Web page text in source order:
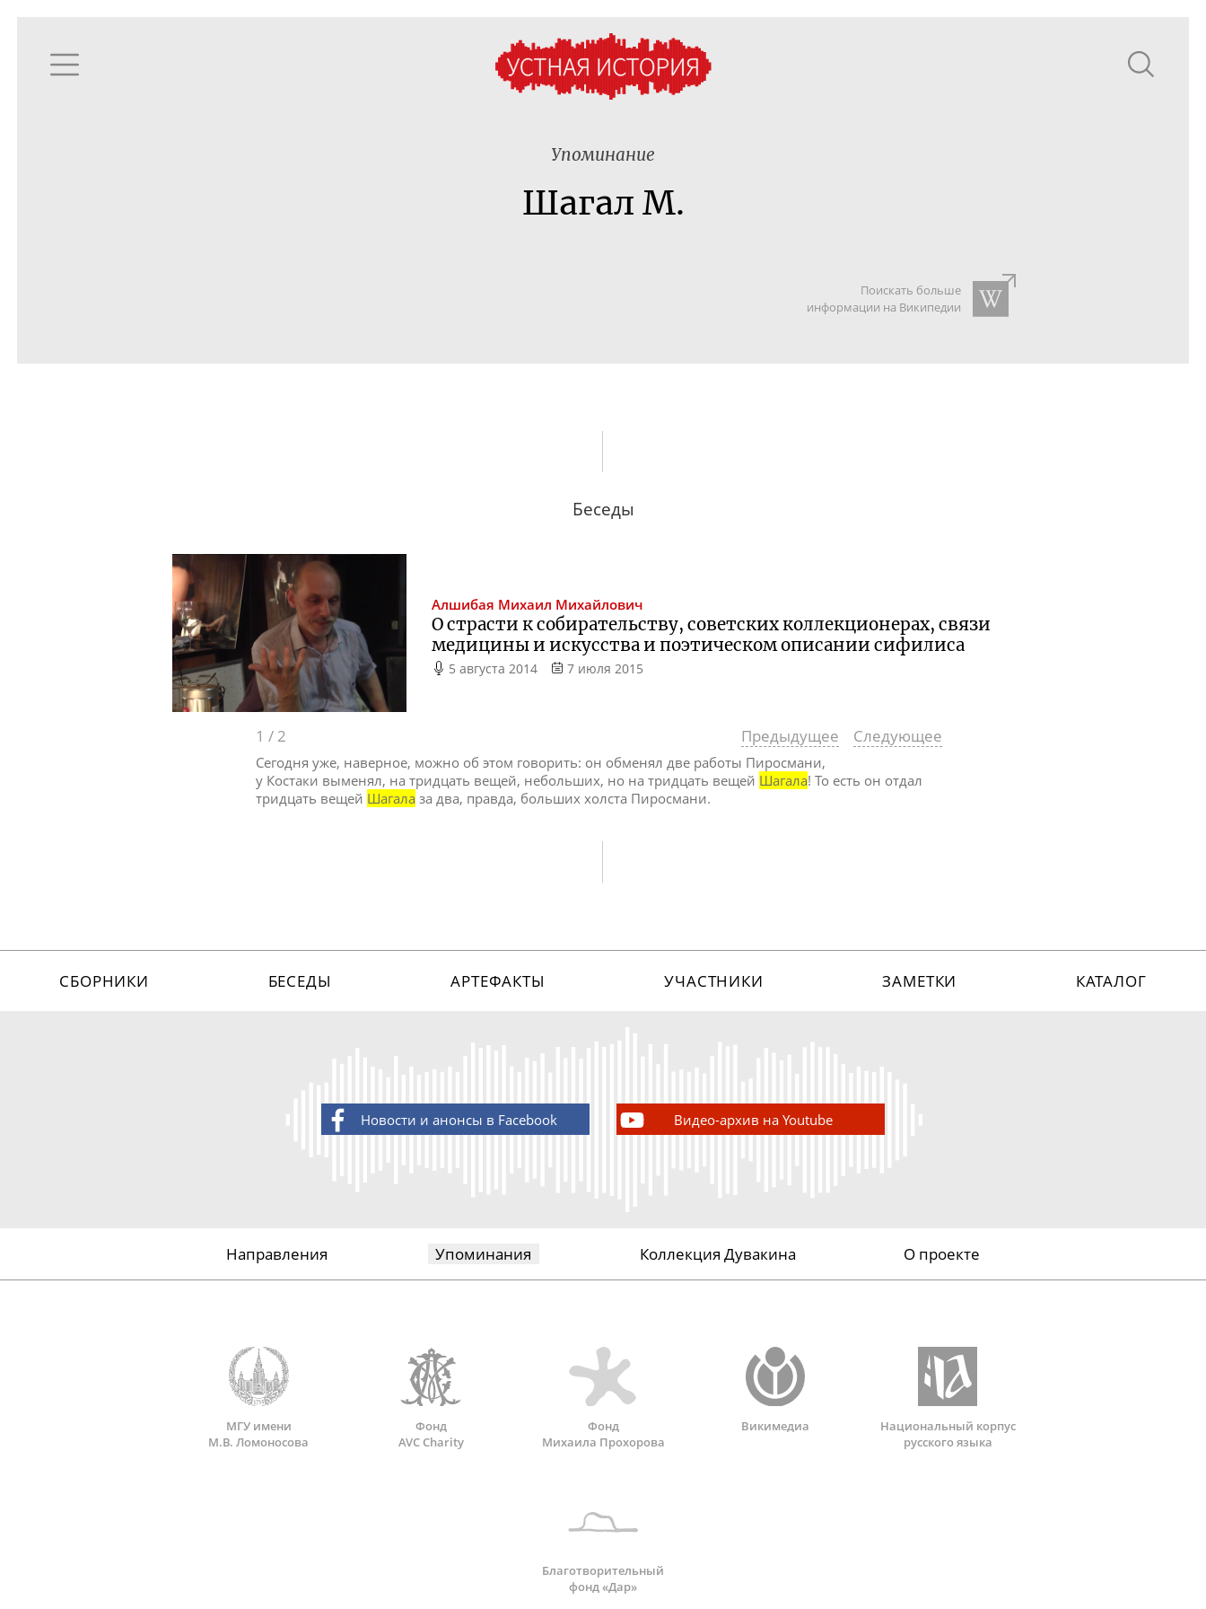
Упоминание
Шагал М.
Поискать больше
информации на Википедии
Беседы
Алшибая Михаил Михайлович
О страсти к собирательству, советских коллекционерах, связи
медицины и искусства и поэтическом описании сифилиса
5 августа 2014 7 июля 2015
1 / 2 Предыдущее Следующее
Сегодня уже, наверное, можно об этом говорить: он обменял две работы Пиросмани,
у Костаки выменял, на тридцать вещей, небольших, но на тридцать вещей Шагала! То есть он отдал
тридцать вещей Шагала за два, правда, больших холста Пиросмани.
СБОРНИКИ БЕСЕДЫ АРТЕФАКТЫ УЧАСТНИКИ ЗАМЕТКИ КАТАЛОГ
Новости и анонсы в Facebook Видео-архив на Youtube
Направления Упоминания Коллекция Дувакина О проекте
МГУ имени
М.В. Ломоносова
Фонд
AVC Charity
Фонд
Михаила Прохорова
Викимедиа
Национальный корпус
русского языка
Благотворительный
фонд «Дар»